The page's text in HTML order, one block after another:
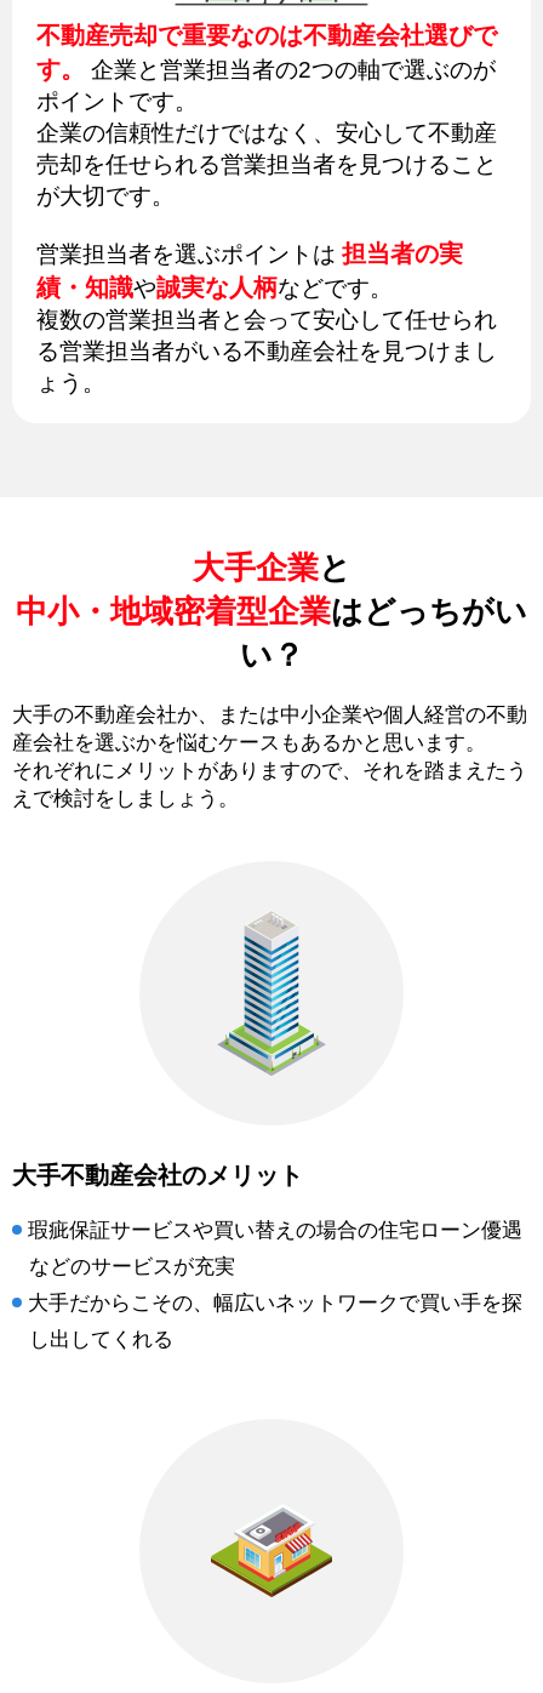
不動産売却で重要なのは不動産会社選びで
す。
企業と営業担当者の2つの軸で選ぶのが
ポイントです。
企業の信頼性だけではなく、安心して不動産
売却を任せられる営業担当者を見つけること
が大切です。
営業担当者を選ぶポイントは 担当者の実
績・知識や誠実な人柄などです。
複数の営業担当者と会って安心して任せられ
る営業担当者がいる不動産会社を見つけまし
ょう。
大手企業と
中小・地域密着型企業はどっちがい
い？
大手の不動産会社か、または中小企業や個人経営の不動
産会社を選ぶかを悩むケースもあるかと思います。
それぞれにメリットがありますので、それを踏まえたう
えで検討をしましょう。
大手不動産会社のメリット
瑕疵保証サービスや買い替えの場合の住宅ローン優遇
などのサービスが充実
大手だからこその、幅広いネットワークで買い手を探
し出してくれる